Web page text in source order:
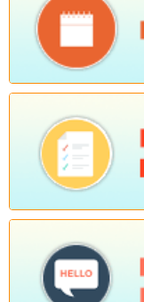
Số: Số: 1839/KH-
Tên:
(KẾ HOẠCH
tháng cuối năm
(KẾ HOẠCH Tổ
2026, triển khai
Ngày ban hành: (04/08/